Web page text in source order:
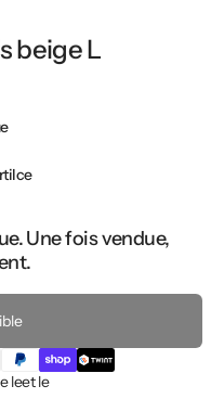
beige L
Une fois vendue,
leet le